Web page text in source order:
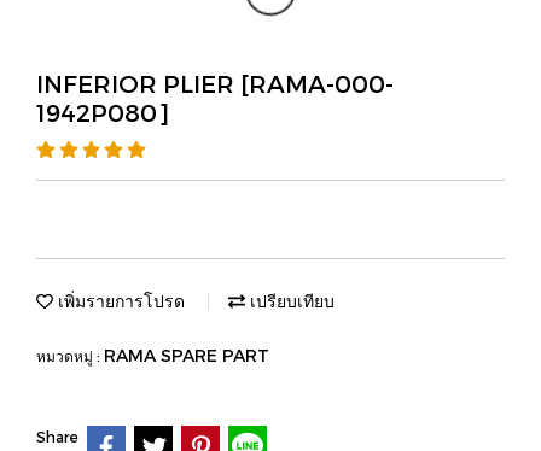
INFERIOR PLIER [RAMA-000-
1942P080]
เพิ่มรายการโปรด เปรียบเทียบ
หมวดหมู่ : RAMA SPARE PART
Share